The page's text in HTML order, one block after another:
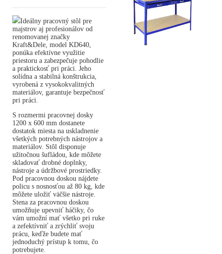
Ideálny pracovný stôl pre
majstrov aj profesionálov od
renomovanej značky
Kraft&Dele, model KD640,
ponúka efektívne využitie
priestoru a zabezpečuje pohodlie
a praktickosť pri práci. Jeho
solídna a stabilná konštrukcia,
vyrobená z vysokokvalitných
materiálov, garantuje bezpečnosť
pri práci.
S rozmermi pracovnej dosky
1200 x 600 mm dostanete
dostatok miesta na uskladnenie
všetkých potrebných nástrojov a
materiálov. Stôl disponuje
užitočnou šufládou, kde môžete
skladovať drobné doplnky,
nástroje a údržbové prostriedky.
Pod pracovnou doskou nájdete
policu s nosnosťou až 80 kg, kde
môžete uložiť väčšie nástroje.
Stena za pracovnou doskou
umožňuje upevniť háčiky, čo
vám umožní mať všetko pri ruke
a zefektívniť a zrýchliť svoju
prácu, keďže budete mať
jednoduchý prístup k tomu, čo
potrebujete.